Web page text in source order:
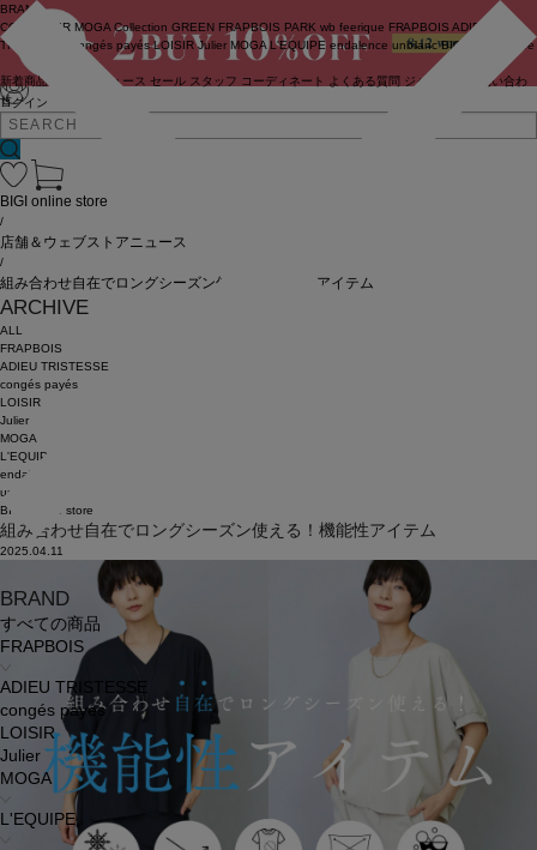
ログイン
BRAND
COUTURIER MOGA Collection GREEN FRAPBOIS PARK wb feerique FRAPBOIS ADIEU
TRISTESSE
congés payés LOISIR Julier MOGA L'EQUIPE endalence unbilanc BIGI online store
新着商品 ニュース セール スタッフ コーディネート よくある質問 ジャーナル
お問い合わ
せ
BRAND
すべての商品
FRAPBOIS
ADIEU TRISTESSE
congés payés
LOISIR
Julier
MOGA
L'EQUIPE
BIGI online store
/
店舗＆ウェブストアニュース
/
組み合わせ自在でロングシーズン使える！機能性アイテム
ARCHIVE
ALL
FRAPBOIS
ADIEU TRISTESSE
congés payés
LOISIR
Julier
MOGA
L'EQUIPE
endalence
unbilanc
BIGI online store
組み合わせ自在でロングシーズン使える！機能性アイテム
2025.04.11